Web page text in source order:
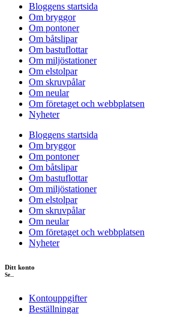
Bloggens startsida
Om bryggor
Om pontoner
Om båtslipar
Om bastuflottar
Om miljöstationer
Om elstolpar
Om skruvpålar
Om neular
Om företaget och webbplatsen
Nyheter
Bloggens startsida
Om bryggor
Om pontoner
Om båtslipar
Om bastuflottar
Om miljöstationer
Om elstolpar
Om skruvpålar
Om neular
Om företaget och webbplatsen
Nyheter
Ditt konto
Se...
Kontouppgifter
Beställningar